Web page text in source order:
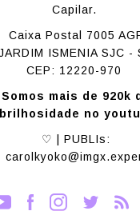
Capilar.
Caixa Postal 7005
ISMENIA SJC -
CEP: 12220-970
Somos mais de 920k
no
♡ | PUBLIs: